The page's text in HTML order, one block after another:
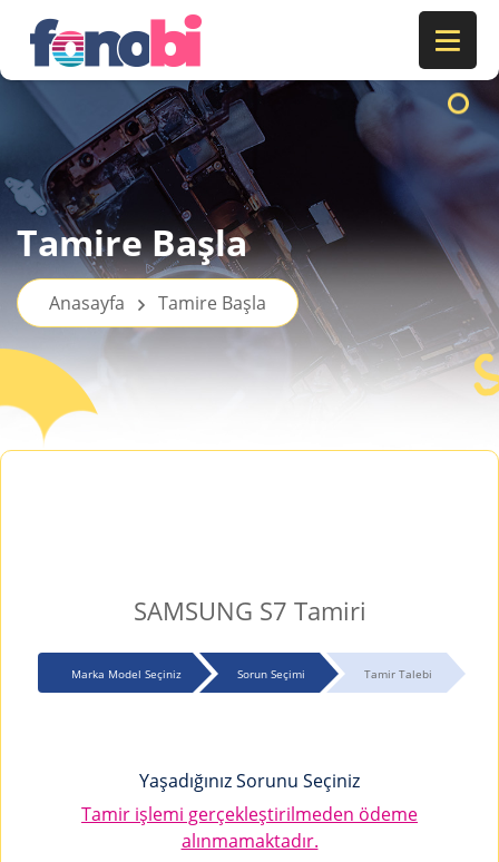
Tamire Başla
Anasayfa Tamire Başla
SAMSUNG S7 Tamiri
Marka Model Seçiniz Sorun Seçimi Tamir Talebi
Yaşadığınız Sorunu Seçiniz
Tamir işlemi gerçekleştirilmeden ödeme
alınmamaktadır.